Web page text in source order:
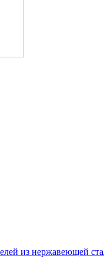
из нержавеющей